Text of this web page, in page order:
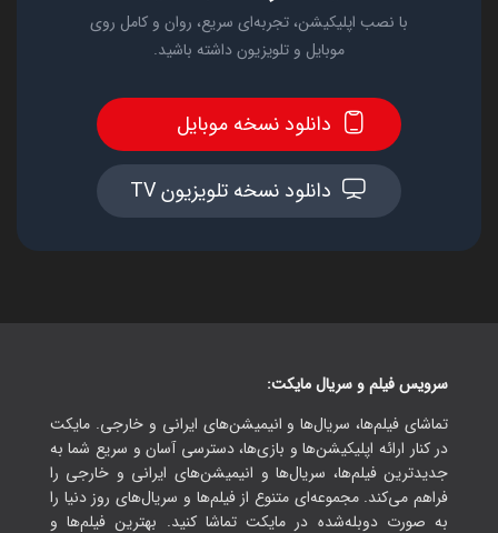
با نصب اپلیکیشن، تجربه‌ای سریع، روان و کامل روی
موبایل و تلویزیون داشته باشید.
دانلود نسخه موبایل
دانلود نسخه تلویزیون TV
سرویس فیلم و سریال مایکت:
تماشای فیلم‌ها، سریال‌ها و انیمیشن‌های ایرانی و خارجی. مایکت
در کنار ارائه اپلیکیشن‌ها و بازی‌ها، دسترسی آسان و سریع شما به
جدیدترین فیلم‌ها، سریال‌ها و انیمیشن‌های ایرانی و خارجی را
فراهم می‌کند. مجموعه‌ای متنوع از فیلم‌ها و سریال‌های روز دنیا را
به صورت دوبله‌شده در مایکت تماشا کنید. بهترین فیلم‌ها و